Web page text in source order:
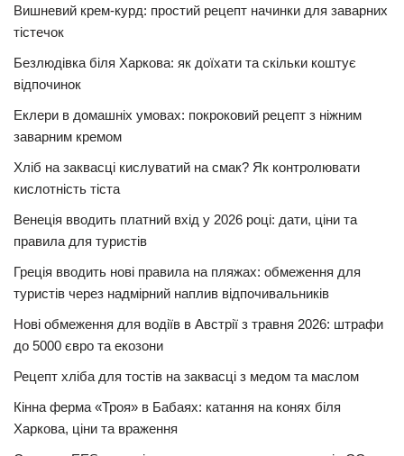
Вишневий крем-курд: простий рецепт начинки для заварних
тістечок
Безлюдівка біля Харкова: як доїхати та скільки коштує
відпочинок
Еклери в домашніх умовах: покроковий рецепт з ніжним
заварним кремом
Хліб на заквасці кислуватий на смак? Як контролювати
кислотність тіста
Венеція вводить платний вхід у 2026 році: дати, ціни та
правила для туристів
Греція вводить нові правила на пляжах: обмеження для
туристів через надмірний наплив відпочивальників
Нові обмеження для водіїв в Австрії з травня 2026: штрафи
до 5000 євро та екозони
Рецепт хліба для тостів на заквасці з медом та маслом
Кінна ферма «Троя» в Бабаях: катання на конях біля
Харкова, ціни та враження